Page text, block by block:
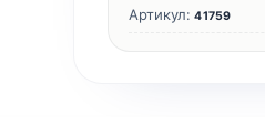
Артикул:41759